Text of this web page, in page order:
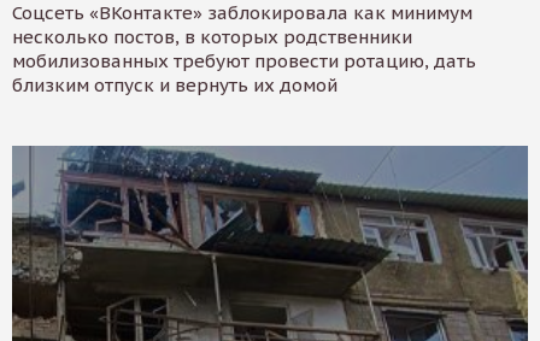
Соцсеть «ВКонтакте» заблокировала как минимум
несколько постов, в которых родственники
мобилизованных требуют провести ротацию, дать
близким отпуск и вернуть их домой